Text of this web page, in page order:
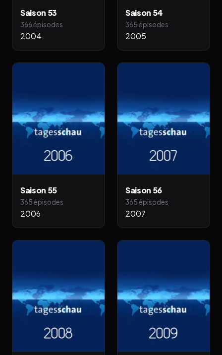
Saison 53
366 épisodes
2004
Saison 54
365 épisodes
2005
Saison 55
365 épisodes
2006
Saison 56
365 épisodes
2007